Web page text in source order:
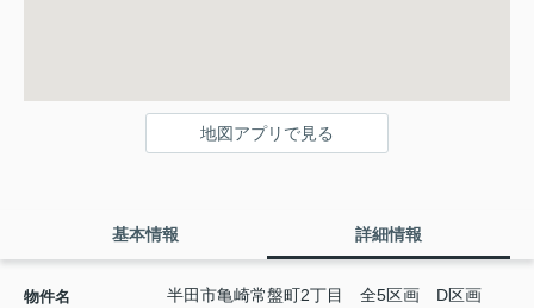
地図アプリで見る
基本情報 詳細情報
物件名 半田市亀崎常盤町2丁目 全5区画 D区画